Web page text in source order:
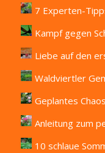
7 Experten-
Kampf gegen
Liebe auf den
Waldviertler
Geplantes
Anleitung zum
10 schlaue